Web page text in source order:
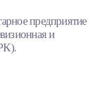
предприятие
и